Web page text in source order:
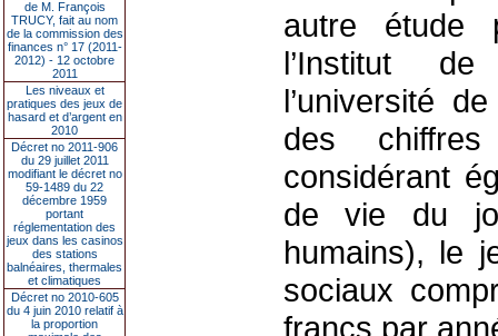
de M. François
TRUCY, fait au nom
de la commission des
finances n° 17 (2011-
2012) - 12 octobre
2011
Les niveaux et
pratiques des jeux de
hasard et d’argent en
2010
Décret no 2011-906
du 29 juillet 2011
modifiant le décret no
59-1489 du 22
décembre 1959
portant
réglementation des
jeux dans les casinos
des stations
balnéaires, thermales
et climatiques
Décret no 2010-605
du 4 juin 2010 relatif à
la proportion
autre étude
l’Institut
l’université
des
considérant
de vie du
humains), le
sociaux
francs par